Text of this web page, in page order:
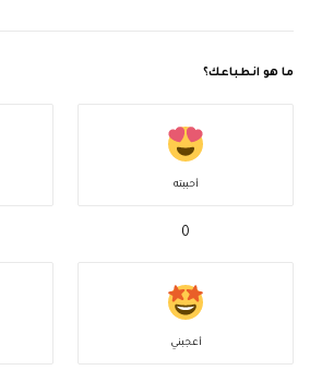
ما هو انطباعك؟
أحببته
0
أعجبني